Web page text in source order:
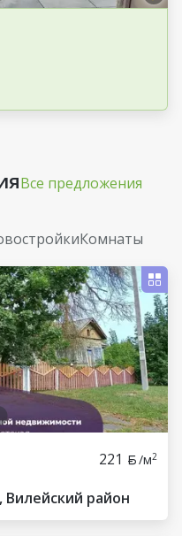
Все предложения
Комнаты
221 /м2
Вилейский район